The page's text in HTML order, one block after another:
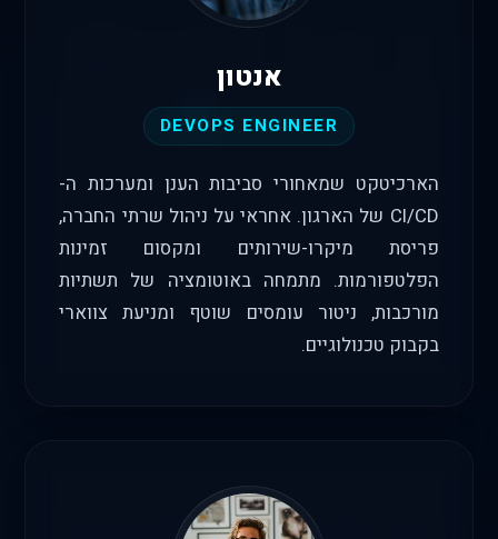
אנטון
DEVOPS ENGINEER
הארכיטקט שמאחורי סביבות הענן ומערכות ה-
CI/CD של הארגון. אחראי על ניהול שרתי החברה,
פריסת מיקרו-שירותים ומקסום זמינות
הפלטפורמות. מתמחה באוטומציה של תשתיות
מורכבות, ניטור עומסים שוטף ומניעת צווארי
בקבוק טכנולוגיים.